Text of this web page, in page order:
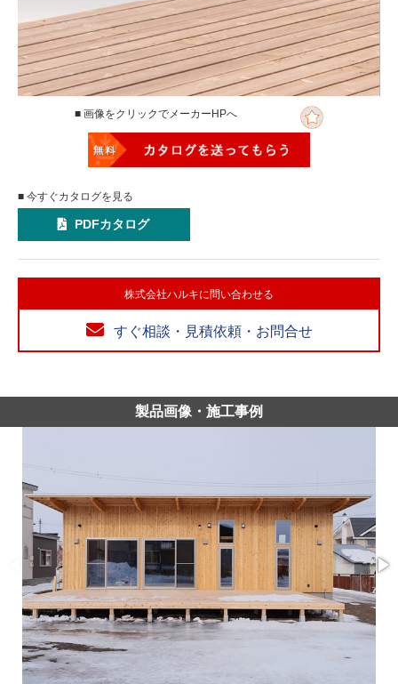
■ 画像をクリックでメーカーHPへ
■ 今すぐカタログを見る
PDFカタログ
株式会社ハルキに問い合わせる
すぐ相談・見積依頼・お問合せ
製品画像・施工事例